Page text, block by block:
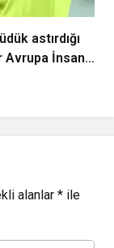
astırdığı
Avrupa İnsan
alanlar * ile